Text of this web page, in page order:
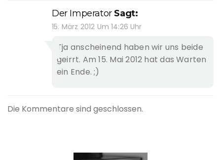
Der Imperator Sagt:
15. März 2012 Um 14:26 Uhr
Tja anscheinend haben wir uns beide
geirrt. Am 15. Mai 2012 hat das Warten
ein Ende. ;)
Die Kommentare sind geschlossen.